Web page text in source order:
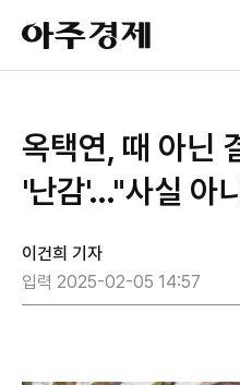
아
주
경
옥택연, 때 아닌
'난감'…"사실 아
이건희 기자
입력 2025-02-05 14:57